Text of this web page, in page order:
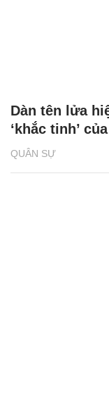
QUÂN SỰ
Dàn tên lửa
‘khắc tinh’